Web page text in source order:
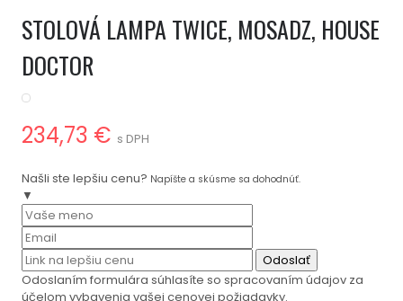
STOLOVÁ LAMPA TWICE, MOSADZ, HOUSE
DOCTOR
234,73 € s DPH
Našli ste lepšiu cenu? Napíšte a skúsme sa dohodnúť.
▼
Odoslať
Odoslaním formulára súhlasíte so spracovaním údajov za
účelom vybavenia vašej cenovej požiadavky.